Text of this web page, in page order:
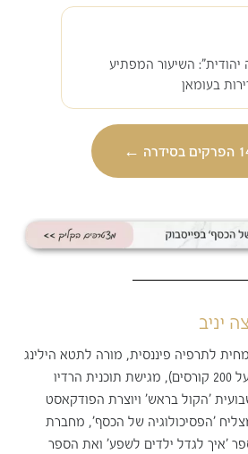
השיעור המפתיע
בעומאן
←
יניב
לתרפיה פיננסית, מורה לתטא הילינג
(מעל 200 קורסים), מגישת תוכנית הרדיו
'הקול בראש' ויוצרת הפודקאסט
'הפסיכולוגיה של הכסף', מחברת
'איך לגדל ילדים לשפע' ואת הספר